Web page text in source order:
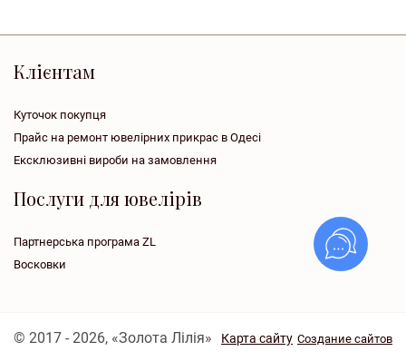
Клієнтам
Куточок покупця
Прайс на ремонт ювелірних прикрас в Одесі
Ексклюзивні вироби на замовлення
Послуги для ювелірів
Партнерська програма ZL
Восковки
© 2017 - 2026, «Золота Лілія» Карта сайту Создание сайтов